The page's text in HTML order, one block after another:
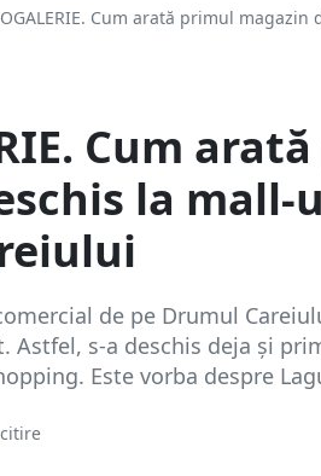
Cum arată primul magazin
Cum
la mall-
de pe Drumul
Astfel, s-a deschis deja și
Este vorba despre